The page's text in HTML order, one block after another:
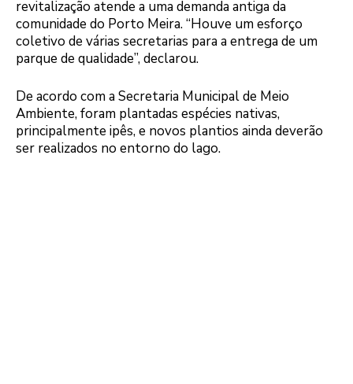
revitalização atende a uma demanda antiga da
comunidade do Porto Meira. “Houve um esforço
coletivo de várias secretarias para a entrega de um
parque de qualidade”, declarou.
De acordo com a Secretaria Municipal de Meio
Ambiente, foram plantadas espécies nativas,
principalmente ipês, e novos plantios ainda deverão
ser realizados no entorno do lago.